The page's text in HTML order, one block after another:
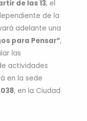
de las 13, el
de la
adelante una
para Pensar”,
las
actividades
en la sede
, en la Ciudad